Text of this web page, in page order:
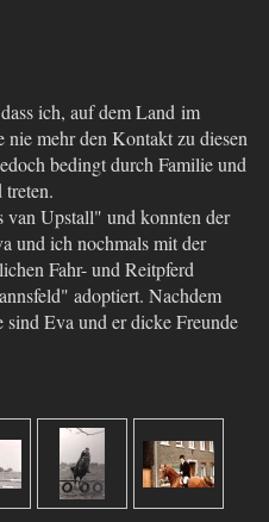
ich, auf dem Land im
mehr den Kontakt zu diesen
bedingt durch Familie und
van Upstall" und konnten der
und ich nochmals mit der
Fahr- und Reitpferd
adoptiert. Nachdem
Eva und er dicke Freunde